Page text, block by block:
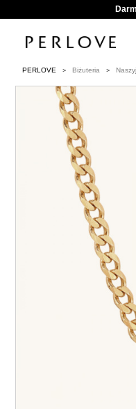
PERLOVE Biżuteria